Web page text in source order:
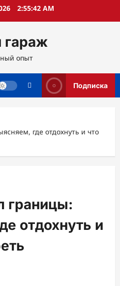
2:55:43 AM
опыт
Подписка
где отдохнуть и что
границы:
отдохнуть и